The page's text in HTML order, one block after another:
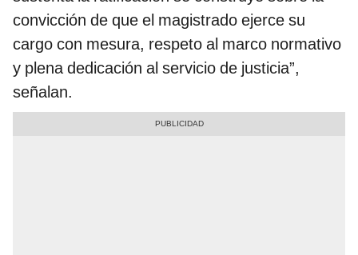
convicción de que el magistrado ejerce su
cargo con mesura, respeto al marco normativo
y plena dedicación al servicio de justicia”,
señalan.